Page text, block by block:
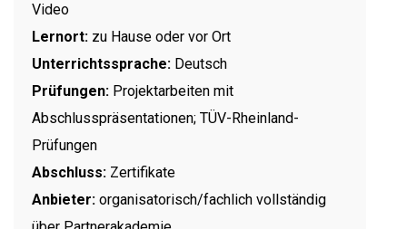
Video
Lernort: zu Hause oder vor Ort
Unterrichtssprache: Deutsch
Prüfungen: Projektarbeiten mit
Abschlusspräsentationen; TÜV-Rheinland-
Prüfungen
Abschluss: Zertifikate
Anbieter: organisatorisch/fachlich vollständig